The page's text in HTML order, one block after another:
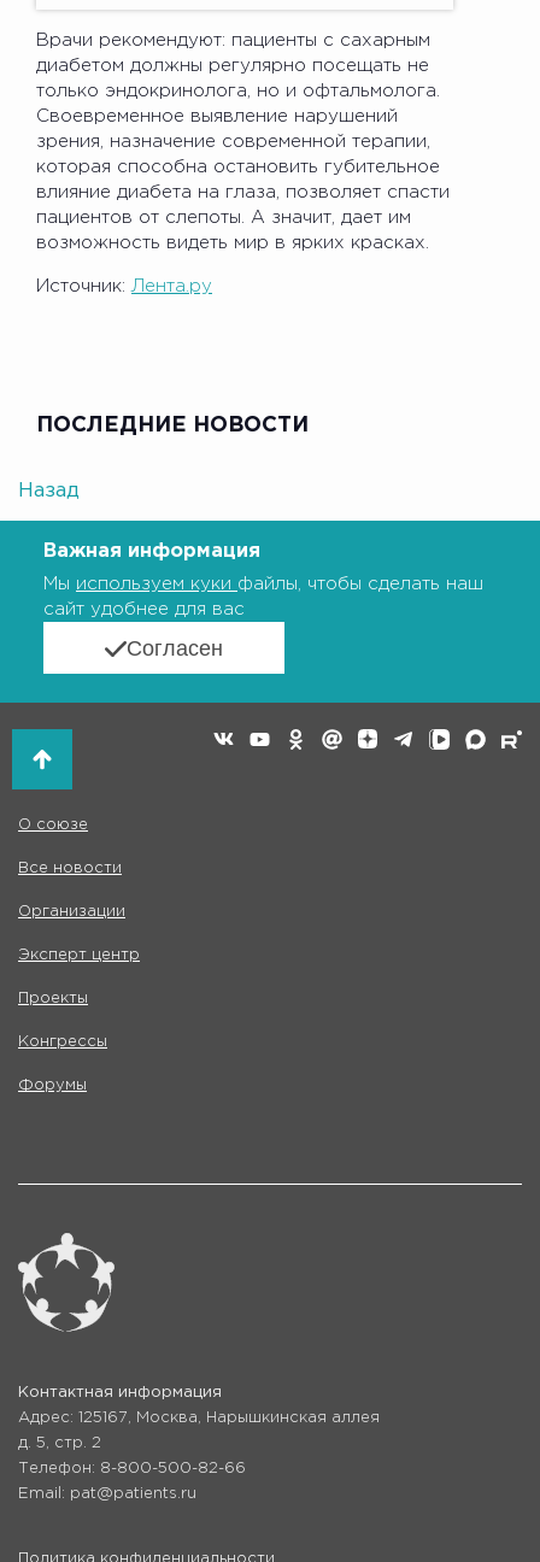
Врачи рекомендуют: пациенты с сахарным
диабетом должны регулярно посещать не
только эндокринолога, но и офтальмолога.
Своевременное выявление нарушений
зрения, назначение современной терапии,
которая способна остановить губительное
влияние диабета на глаза, позволяет спасти
пациентов от слепоты. А значит, дает им
возможность видеть мир в ярких красках.
Источник: Лента.ру
ПОСЛЕДНИЕ НОВОСТИ
Назад
Важная информация
Мы используем куки файлы, чтобы сделать наш
сайт удобнее для вас
Согласен
О союзе
Все новости
Организации
Эксперт центр
Проекты
Конгрессы
Форумы
Контактная информация
Адрес: 125167, Москва, Нарышкинская аллея
д. 5, стр. 2
Телефон: 8-800-500-82-66
Email: pat@patients.ru
Политика конфиденциальности